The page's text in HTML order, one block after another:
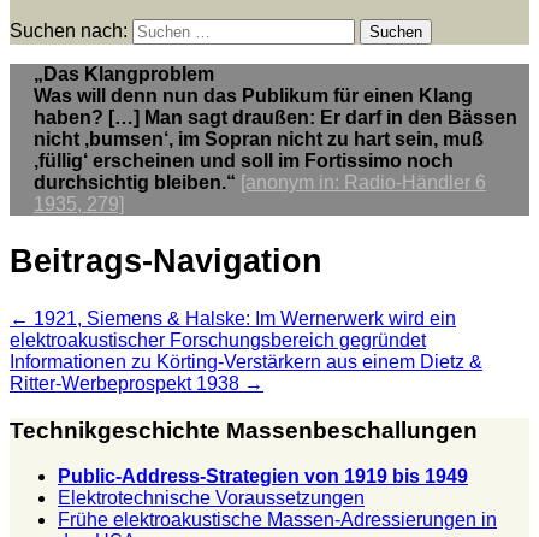
Suchen nach:
„ Das Klangproblem
Was will denn nun das Publikum für einen Klang
haben? […] Man sagt draußen: Er darf in den Bässen
nicht ‚bumsen‘, im Sopran nicht zu hart sein, muß
‚füllig‘ erscheinen und soll im Fortissimo noch
durchsichtig bleiben.“ [anonym in: Radio-Händler 6
1935, 279]
Beitrags-Navigation
← 1921, Siemens & Halske: Im Wernerwerk wird ein
elektroakustischer Forschungsbereich gegründet
Informationen zu Körting-Verstärkern aus einem Dietz &
Ritter-Werbeprospekt 1938 →
Technikgeschichte Massenbeschallungen
Public-Address-Strategien von 1919 bis 1949
Elektrotechnische Voraussetzungen
Frühe elektroakustische Massen-Adressierungen in